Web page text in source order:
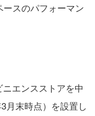
スのパフォーマン
ニエンスストアを中
月末時点）を設置し